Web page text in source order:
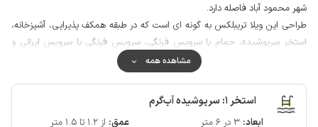
شهر محمود آباد فاصله دارد.
طراحی این ویلا تریبلکس به گونه ای است که در طبقه همکف پذیرایی، آشپزخانه،
استخر سرپوشیده، حمام با سرویس فرنگی، سرویس فرنگی با سرویس ایرانی و
یک مینی بار و در طبقه اول با دسترسی حدود 15 پله سه اتاق خواب (دو اتاق خواب
مستر همراه با سرویس فرنگی و حمام)، دو تراس، سرویس فرنگی و یک مینی بار
و در طبقه دوم با دسترسی حدود 15 پله تراس، میز بیلیارد، میز فوتبال دستی،
مشاهده همه
استخر 1: سرپوشیده آب‌گرم
ابعاد: 3 در 6 متر عمق: از 1.2 تا 1.5 متر